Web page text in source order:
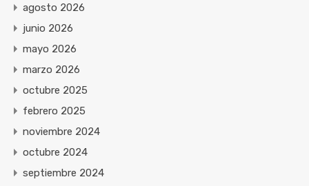
agosto 2026
junio 2026
mayo 2026
marzo 2026
octubre 2025
febrero 2025
noviembre 2024
octubre 2024
septiembre 2024